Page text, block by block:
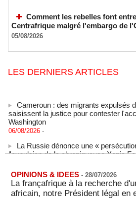
Comment les rebelles font
Centrafrique malgré l'embargo de
05/08/2026
LES DERNIERS ARTICLES
Cameroun : des migrants expulsés
saisissent la justice pour contester
Washington
06/08/2026 -
l'expulsion de la chroniqueuse Xenia
Le Rhin s'assèche, l'industrie
solutions
06/08/2026
OPINIONS & IDEES - 28/07/2026
La françafrique à la recherche
africain, notre Président légal en